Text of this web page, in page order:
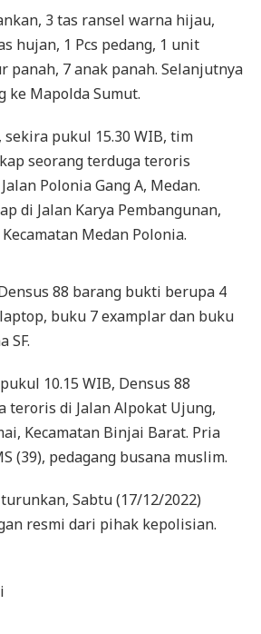
3 tas ransel warna hijau,
hujan, 1 Pcs pedang, 1 unit
panah, 7 anak panah. Selanjutnya
ke Mapolda Sumut.
pukul 15.30 WIB, tim
seorang terduga teroris
Polonia Gang A, Medan.
di Jalan Karya Pembangunan,
Medan Polonia.
88 barang bukti berupa 4
buku 7 examplar dan buku
SF.
10.15 WIB, Densus 88
teroris di Jalan Alpokat Ujung,
Kecamatan Binjai Barat. Pria
(39), pedagang busana muslim.
Sabtu (17/12/2022)
resmi dari pihak kepolisian.